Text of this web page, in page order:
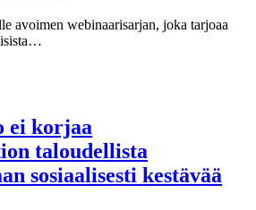
avoimen webinaarisarjan, joka tarjoaa
ei korjaa
taloudellista
sosiaalisesti kestävää